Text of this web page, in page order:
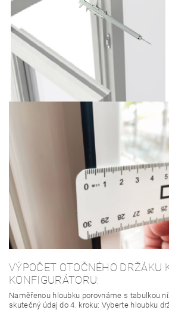
VÝPOČET OTOČNÉHO DRŽÁKU
KONFIGURÁTORU:
Naměřenou hloubku porovnáme s tabulkou
skutečný údaj do 4. kroku: Vyberte hloubku